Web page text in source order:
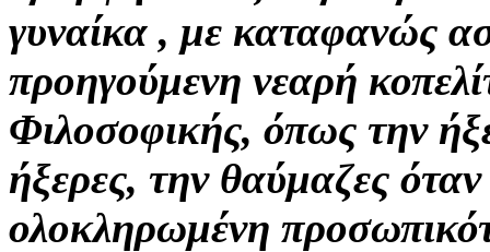
γυναίκα , με καταφανώς
προηγούμενη νεαρή
Φιλοσοφικής, όπως την
ήξερες, την θαύμαζες όταν
ολοκληρωμένη